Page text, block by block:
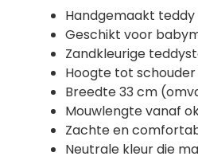
Handgemaakt
Geschikt voor
Zandkleurige
Hoogte tot
Breedte 33 cm
Mouwlengte vanaf
Zachte en
Neutrale kleur die